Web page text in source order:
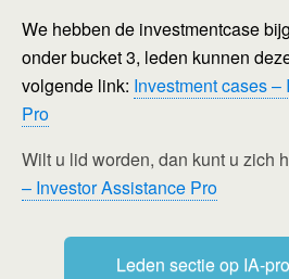
We hebben de investmentcase
onder bucket 3, leden kunnen
volgende link: Investment cases
Pro
Wilt u lid worden, dan kunt u zich
– Investor Assistance Pro
Leden sectie op IA-